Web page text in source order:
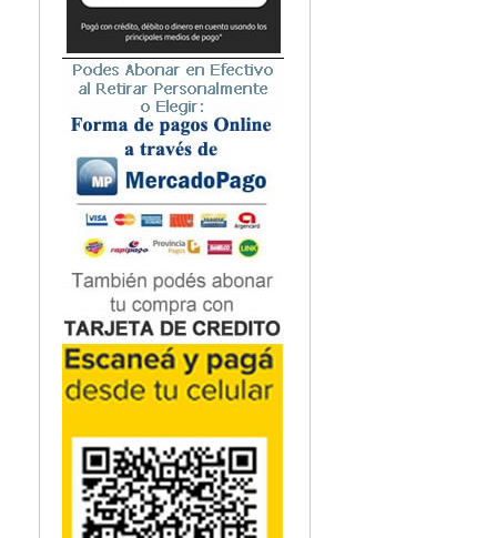
Medicina General
Medicina Interna
Microbiología
Nefrología
Neonatología / Pediatría
Neumología
Neuroanatomía / Neurociencia
Neurocirugía
Neurología
Nutrición
Odontología
Oftalmología
Oncología / Cuidados Paliativos
Ortopedía / Traumatología
Osteopatía
Otorrinolaringología
Podología
Psicología
Psiquiatría
Química